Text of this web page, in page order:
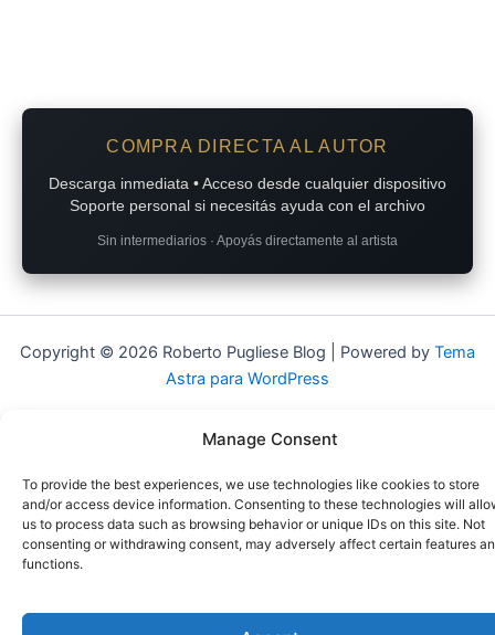
Manage Consent
To provide the best experiences, we use technologies like cookies to store
and/or access device information. Consenting to these technologies will
us to process data such as browsing behavior or unique IDs on this site. Not
consenting or withdrawing consent, may adversely affect certain features
functions.
COMPRA DIRECTA AL AUTOR
Descarga inmediata • Acceso desde cualquier dispositivo
Soporte personal si necesitás ayuda con el archivo
Sin intermediarios · Apoyás directamente al artista
Copyright © 2026 Roberto Pugliese Blog | Powered by Tema
Astra para WordPress